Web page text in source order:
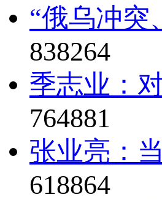
“俄乌冲突
838264
季志业：
764881
张业亮：
618864